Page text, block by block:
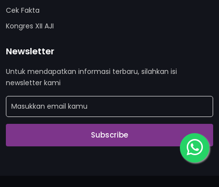
Cek Fakta
Kongres XII AJI
Newsletter
Untuk mendapatkan informasi terbaru, silahkan isi
newsletter kami
Subscribe